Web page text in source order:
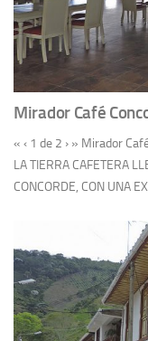
Mirador Café
« ‹ 1 de 2 › » Mirador
LA TIERRA CAFETERA
CONCORDE, CON UNA